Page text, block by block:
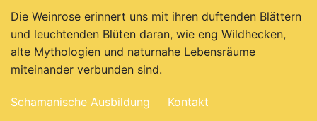
Die Weinrose erinnert uns mit ihren duftenden Blättern
und leuchtenden Blüten daran, wie eng Wildhecken,
alte Mythologien und naturnahe Lebensräume
miteinander verbunden sind.
Schamanische Ausbildung Kontakt